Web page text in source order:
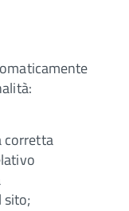
corretta
sito;